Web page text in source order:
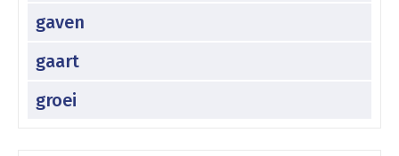
gaven
gaart
groei